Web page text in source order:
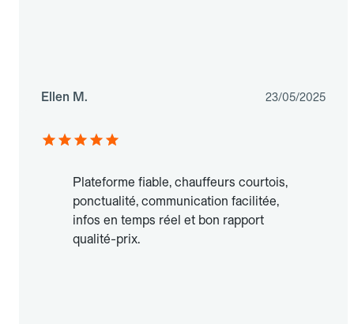
Ellen M. 23/05/2025
Plateforme fiable, chauffeurs courtois,
ponctualité, communication facilitée,
infos en temps réel et bon rapport
qualité-prix.